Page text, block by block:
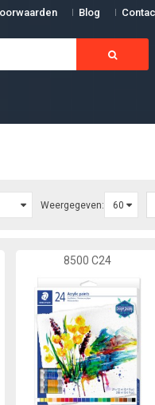
Blog
Weergegeven:
8500 C24